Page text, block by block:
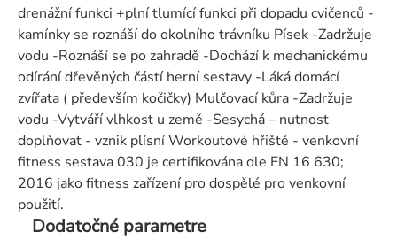
drenážní funkci +plní tlumící funkci při dopadu cvičenců -
kamínky se roznáší do okolního trávníku Písek -Zadržuje
vodu -Roznáší se po zahradě -Dochází k mechanickému
odírání dřevěných částí herní sestavy -Láká domácí
zvířata ( především kočičky) Mulčovací kůra -Zadržuje
vodu -Vytváří vlhkost u země -Sesychá – nutnost
doplňovat - vznik plísní Workoutové hřiště - venkovní
fitness sestava 030 je certifikována dle EN 16 630;
2016 jako fitness zařízení pro dospělé pro venkovní
použití.
Dodatočné parametre